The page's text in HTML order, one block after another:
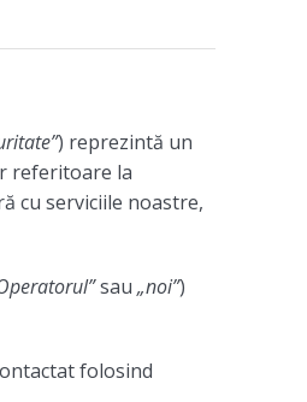
) reprezintă un
referitoare la
cu serviciile noastre,
sau „noi”)
folosind